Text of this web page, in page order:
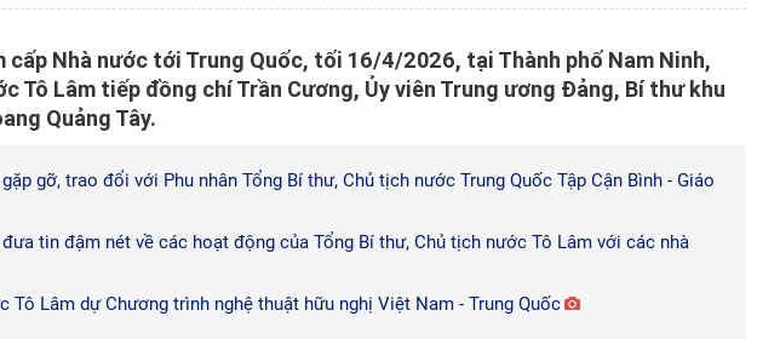
Nhà nước tới Trung Quốc, tối 16/4/2026, tại Thành phố Nam Ninh,
Tô Lâm tiếp đồng chí Trần Cương, Ủy viên Trung ương Đảng, Bí thư khu
Quảng Tây.
gỡ, trao đổi với Phu nhân Tổng Bí thư, Chủ tịch nước Trung Quốc Tập Cận Bình - Giáo
tin đậm nét về các hoạt động của Tổng Bí thư, Chủ tịch nước Tô Lâm với các nhà
Tô Lâm dự Chương trình nghệ thuật hữu nghị Việt Nam - Trung Quốc